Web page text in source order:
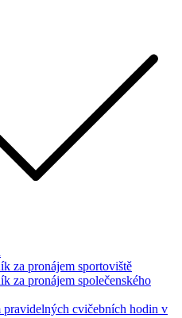
za pronájem sportoviště
za pronájem společenského
pravidelných cvičebních hodin v